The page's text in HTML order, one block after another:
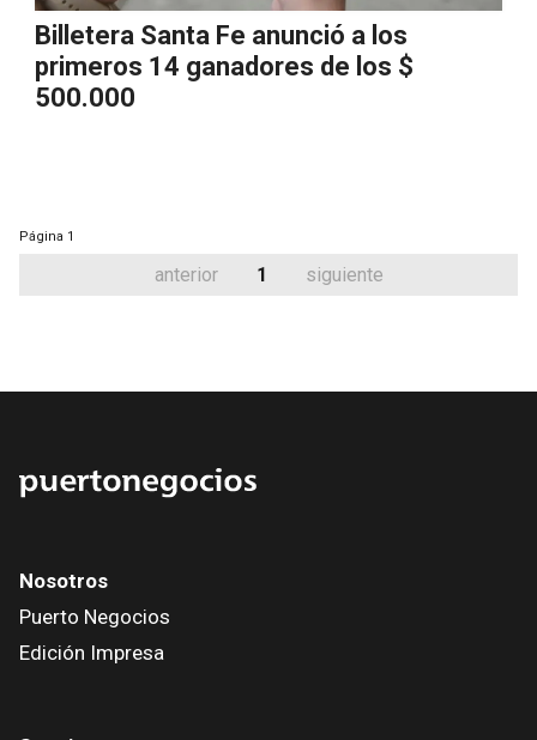
Billetera Santa Fe anunció a los
primeros 14 ganadores de los $
500.000
Página 1
anterior 1 siguiente
Nosotros
Puerto Negocios
Edición Impresa